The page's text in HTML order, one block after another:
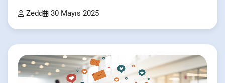
Zedd 30 Mayıs 2025